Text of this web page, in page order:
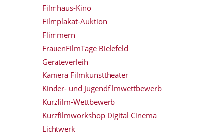
Filmhaus-Kino
Filmplakat-Auktion
Flimmern
FrauenFilmTage Bielefeld
Geräteverleih
Kamera Filmkunsttheater
Kinder- und Jugendfilmwettbewerb
Kurzfilm-Wettbewerb
Kurzfilmworkshop Digital Cinema
Lichtwerk